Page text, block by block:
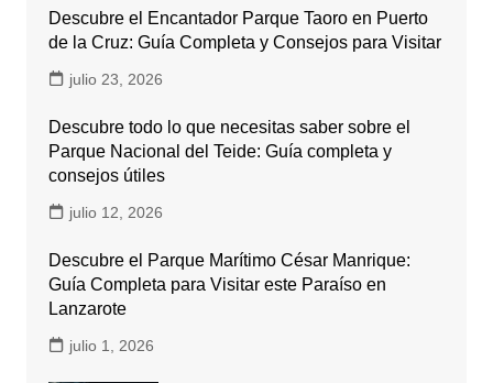
Descubre el Encantador Parque Taoro en Puerto
de la Cruz: Guía Completa y Consejos para Visitar
julio 23, 2026
Descubre todo lo que necesitas saber sobre el
Parque Nacional del Teide: Guía completa y
consejos útiles
julio 12, 2026
Descubre el Parque Marítimo César Manrique:
Guía Completa para Visitar este Paraíso en
Lanzarote
julio 1, 2026